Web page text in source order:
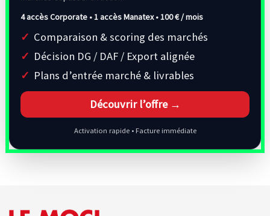
4 accès Corporate • 1 accès Manatex •100 € / mois
Comparaison & scoring des marchés
Décision DG / DAF / Export alignée
Plans d’entrée marché & livrables
Découvrir l’offre →
Activation rapide • Facture immédiate